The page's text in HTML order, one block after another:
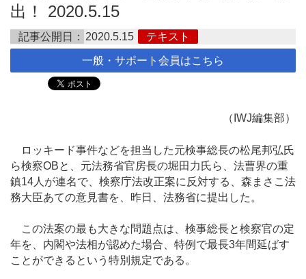
出！ 2020.5.15
記事公開日： 2020.5.15 テキスト
一般・サポート会員はこちら
（IWJ編集部）
ロッキード事件などを担当した元検事総長の松尾邦弘氏
ら検察OBと、元法務省官房長の堀田力氏ら、法曹界の重
鎮14人が連名で、検察庁法改正案に反対する、森まさこ法
務大臣あての意見書を、昨日、法務省に提出した。
この法案の最も大きな問題点は、検事総長と検察官の定
年を、内閣や法相が認めた場合、特例で最長3年間延ばす
ことができるという特別規定である。